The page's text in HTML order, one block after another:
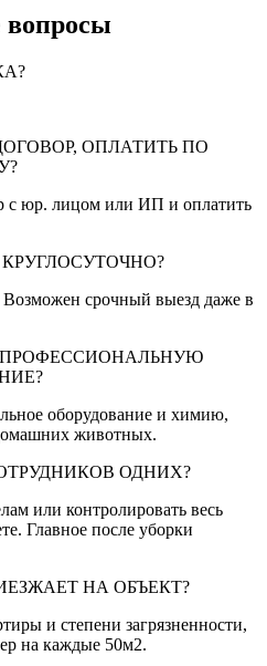
вопросы
ОПЛАТИТЬ ПО
с юр. лицом или ИП и оплатить
Возможен срочный выезд даже в
ПРОФЕССИОНАЛЬНУЮ
оборудование и химию,
животных.
ОДНИХ?
или контролировать весь
Главное после уборки
НА ОБЪЕКТ?
и степени загрязненности,
на каждые 50м2.